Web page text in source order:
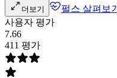
더보기
펄스 살펴보기
사용자 평가
7.66
411 평가